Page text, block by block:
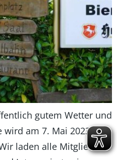
gutem Wetter und
wird am 7. Mai 2023 die
laden alle Mitglieder